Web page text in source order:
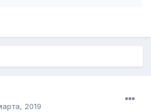
2019